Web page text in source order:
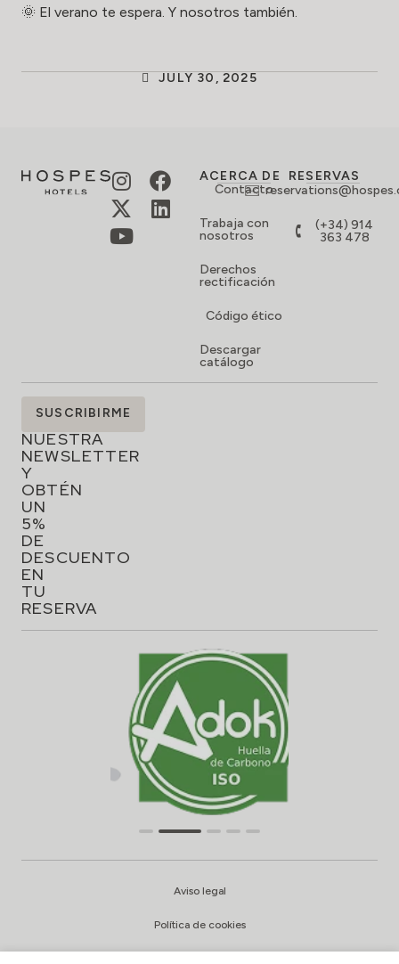
🌞 El verano te espera. Y nosotros también.
JULY 30, 2025
ACERCA DE
Contacto
Trabaja con
nosotros
Derechos
rectificación
Código ético
Descargar
catálogo
RESERVAS
(+34) 914
363 478
SUSCRÍBETE
NUESTRA
NEWSLETTER
Y
OBTÉN
UN
5%
DE
DESCUENTO
EN
TU
RESERVA
SUSCRIBIRME
Aviso legal
Política de cookies